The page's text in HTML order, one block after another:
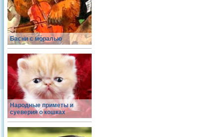
Басни с моралью
Народные приметы и
суеверия о кошках